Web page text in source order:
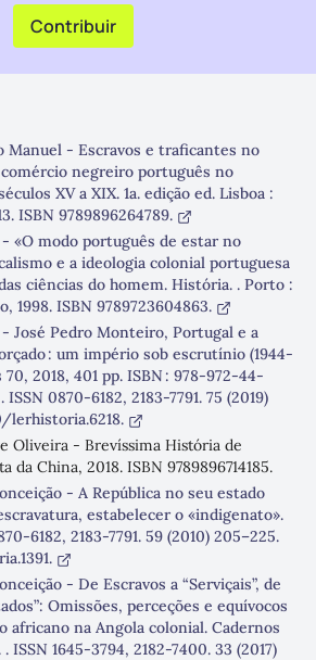
Contribuir
Manuel - Escravos e traficantes no
negreiro português no
XV a XIX. 1a. edição ed. Lisboa :
ISBN 9789896264789.
- «O modo português de estar no
e a ideologia colonial portuguesa
ciências do homem. História. . Porto :
1998. ISBN 9789723604863.
- José Pedro Monteiro, Portugal e a
: um império sob escrutínio (1944-
70, 2018, 401 pp. ISBN : 978-972-44-
0870-6182, 2183-7791. 75 (2019)
lerhistoria.6218.
Oliveira - Brevíssima História de
da China, 2018. ISBN 9789896714185.
- A República no seu estado
estabelecer o «indigenato».
6182, 2183-7791. 59 (2010) 205–225.
- De Escravos a “Serviçais”, de
Omissões, perceções e equívocos
africano na Angola colonial. Cadernos
ISSN 1645-3794, 2182-7400. 33 (2017)